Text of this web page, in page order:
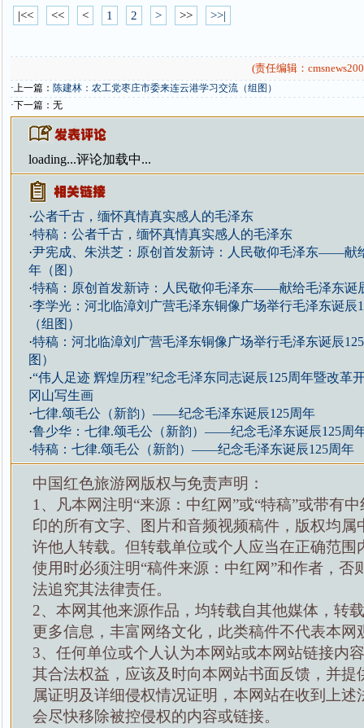
|<< << < 1 2 > >> >>|
(责任编辑：
·上一篇： 陈建林：农工党枣庄市委来连云港学习交流（组图）
·下一篇：无
loading...评论加载中...
·公者千古，缅怀真情真实感人的毛泽东
·特稿：公者千古，缅怀真情真实感人的毛泽东
·尹宪成、朱洪芝：原创首发新诗：人民敬仰毛泽东——献
年（图）
·特稿：原创首发新诗：人民敬仰毛泽东——献给毛泽东诞
·李学光：河北临漳刘广营毛泽东铜像广场举行毛泽东诞辰
（组图）
·特稿：河北临漳刘广营毛泽东铜像广场举行毛泽东诞辰
图）
·“伟人足迹 辉煌历程”纪念毛泽东同志诞辰125周年暨改革
冈山写生画
·七律.颂毛公（新韵）——纪念毛泽东诞辰125周年
·鲁少华：七律.颂毛公（新韵）——纪念毛泽东诞辰125周
·特稿：七律.颂毛公（新韵）——纪念毛泽东诞辰125周年
中国红色旅游网版权与免责声明：
1、凡本网注明“来源：中红网”或“特稿”或带有
印的所有文字、图片和音频视频稿件，版权均属
许他人转载。但转载单位或个人应当在正确范围
使用时必须注明“稿件来源：中红网”和作者，否
法追究其法律责任。
2、本网其他来源作品，均转载自其他媒体，转
更多信息，丰富网络文化，此类稿件不代表本网
3、任何单位或个人认为本网站或本网站链接内
其合法权益，应该及时向本网站书面反馈，并提
属证明及详细侵权情况证明，本网站在收到上述
会尽快移除被控侵权的内容或链接。